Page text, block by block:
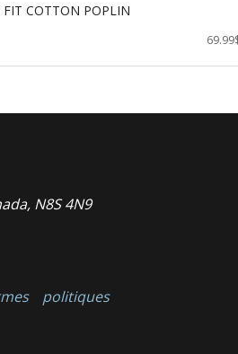
FIT COTTON POPLIN
N8S 4N9
politiques